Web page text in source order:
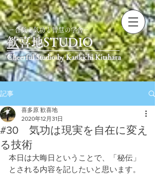
​歓喜地STUDIO
Cheerful Studio by Kankichi Kitahara
ー合気と気功と智慧の学舎ー
記事
#30 気功は現実を自在に変え
る技術
喜多原 歓喜地
2020年12月31日
本日は大晦日ということで、「秘伝」
とされる内容を記したいと思います。